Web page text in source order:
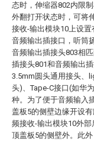
态时，伸缩器802内限
外翻打开状态时，可将
接收-输出模块10上设
音频输出插接口，听筒
音频输出插接头803相
插接头801和音频输出
3.5mm圆头通用接头、
头)、Tape-C接口(如华
种。为了便于音频输入
盖板5的侧壁边缘开设
频接收-输出模块10外
顶盖板5的侧壁外。此